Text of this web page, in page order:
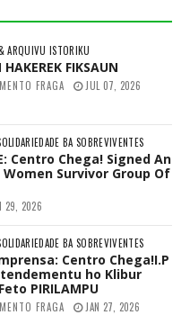
ARQUIVU ISTORIKU
FIKSAUN
FRAGA JUL 07, 2026
BA SOBREVIVENTES
Centro Chega! Signed An
Survivor Group Of
29, 2026
BA SOBREVIVENTES
Centro Chega!I.P
ho Klibur
PIRILAMPU
FRAGA JAN 27, 2026